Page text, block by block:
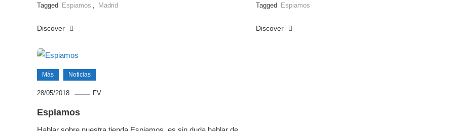
Tagged Espiamos , Madrid
Discover
Tagged Espiamos
Discover
Más Noticias
28/05/2018 FV
Espiamos